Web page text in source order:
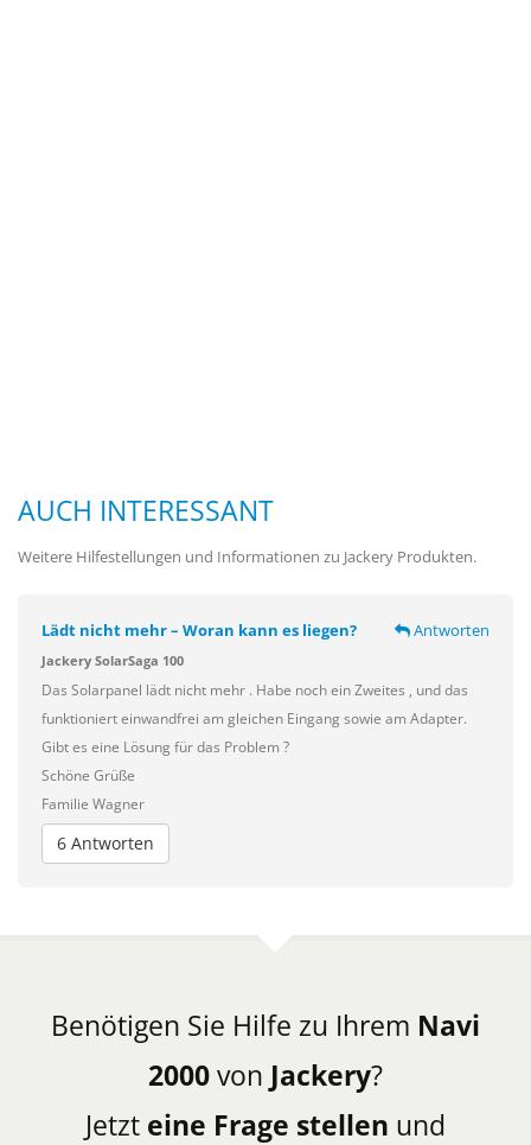
AUCH INTERESSANT
Weitere Hilfestellungen und Informationen zu Jackery Produkten.
Lädt nicht mehr – Woran kann es liegen? Antworten
Jackery SolarSaga 100
Das Solarpanel lädt nicht mehr . Habe noch ein Zweites , und das
funktioniert einwandfrei am gleichen Eingang sowie am Adapter.
Gibt es eine Lösung für das Problem ?
Schöne Grüße
Familie Wagner
6 Antworten
Benötigen Sie Hilfe zu Ihrem Navi
2000von Jackery?
Jetzt eine Frage stellen und